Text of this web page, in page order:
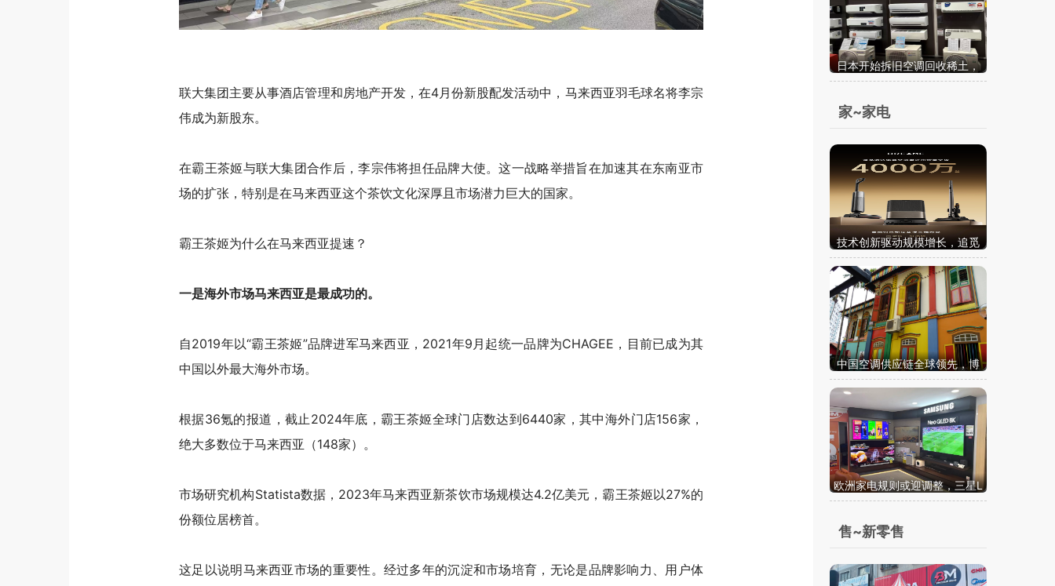
联大集团主要从事酒店管理和房地产开发，在4月份新股配发活动中，马来西亚羽毛球名将李宗
伟成为新股东。
在霸王茶姬与联大集团合作后，李宗伟将担任品牌大使。这一战略举措旨在加速其在东南亚市
场的扩张，特别是在马来西亚这个茶饮文化深厚且市场潜力巨大的国家。
霸王茶姬为什么在马来西亚提速？
一是海外市场马来西亚是最成功的。
自2019年以“霸王茶姬”品牌进军马来西亚 ，2021年9月起统一品牌为CHAGEE，目前已成为其
中国以外最大海外市场。
根据36氪的报道，截止2024年底，霸王茶姬全球门店数达到6440家，其中海外门店156家，
绝大多数位于马来西亚（148家）。
市场研究机构Statista数据，2023年马来西亚新茶饮市场规模达4.2亿美元，霸王茶姬以27%的
份额位居榜首。
这足以说明马来西亚市场的重要性。经过多年的沉淀和市场培育，无论是品牌影响力、用户体
日本开始拆旧空调回收稀土，
中国空调企业要不要跟进？
家~家电
技术创新驱动规模增长，追觅
清洁电器全球累计出货量破40
00万台
中国空调供应链全球领先，博
世为何选择印度建出口基地？
欧洲家电规则或迎调整，三星L
G联手背后，中国企业如何应
售~新零售